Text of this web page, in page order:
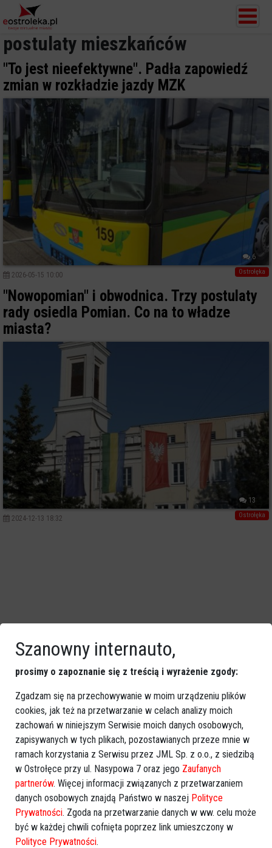
postulaty mieszkańców
"To jest nieefektywne". Padła zapowiedź
zmian w rozkładzie jazdy MZK
6
Ostrołęka
2026-05-15 10:00
"Nowopomian" i obwodnica. Trzy postulaty
rady osiedla Pomian. Co na to władze
miasta?
13
Ostrołęka
2024-12-13 18:32
Poprzednia Następna
Szanowny internauto,
prosimy o zapoznanie się z treścią i wyrażenie zgody:
Zgadzam się na przechowywanie w moim urządzeniu plików
cookies, jak też na przetwarzanie w celach analizy moich
zachowań w niniejszym Serwisie moich danych osobowych,
zapisywanych w tych plikach, pozostawianych przeze mnie w
ramach korzystania z Serwisu przez JML Sp. z o.o., z siedzibą
w Ostrołęce przy ul. Nasypowa 7 oraz jego Zaufanych
partnerów. Więcej informacji związanych z przetwarzaniem
danych osobowych znajdą Państwo w naszej Polityce
Prywatności. Zgoda na przetwarzanie danych w ww. celu może
być w każdej chwili cofnięta poprzez link umieszczony w
Polityce Prywatności.